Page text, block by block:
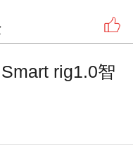
rig1.0智